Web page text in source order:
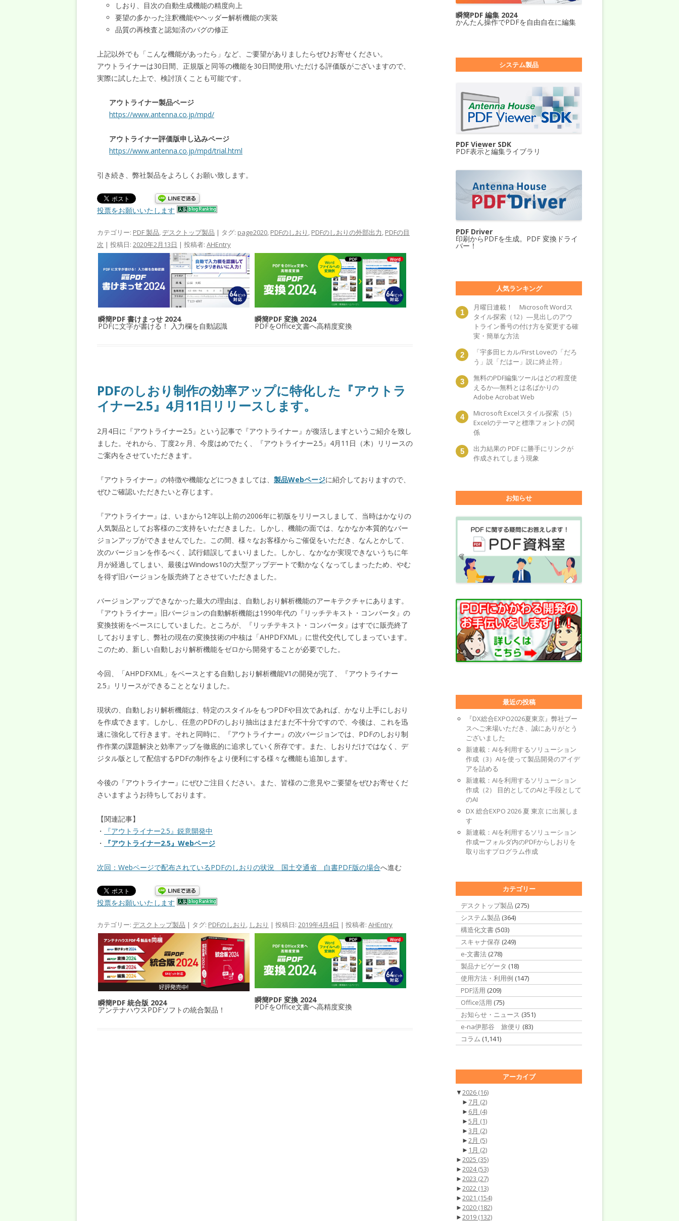
しおり、目次の自動生成機能の精度向上
要望の多かった注釈機能やヘッダー解析機能の実装
品質の再検査と認知済のバグの修正
上記以外でも「こんな機能があったら」など、ご要望がありましたらぜひお寄せください。
アウトライナーは30日間、正規版と同等の機能を30日間使用いただける評価版がございますので、
実際に試した上で、検討頂くことも可能です。
アウトライナー製品ページ
https://www.antenna.co.jp/mpd/
アウトライナー評価版申し込みページ
https://www.antenna.co.jp/mpd/trial.html
引き続き、弊社製品をよろしくお願い致します。
投票をお願いいたします
カテゴリー: PDF 製品, デスクトップ製品 | タグ: page2020, PDFのしおり , PDFのしおりの外部出力, PDFの目
次 | 投稿日: 2020年2月13日 | 投稿者: AHEntry
瞬簡PDF 書けまっせ 2024
PDFに文字が書ける！ 入力欄を自動認識
瞬簡PDF 変換 2024
PDFをOffice文書へ高精度変換
PDFのしおり制作の効率アップに特化した『アウトラ
イナー2.5』4月11日リリースします。
2月4日に『アウトライナー2.5』という記事で『アウトライナー』が復活しますというご紹介を致し
ました。それから、丁度2ヶ月、今度はめでたく、『アウトライナー2.5』4月11日（木）リリースの
ご案内をさせていただきます。
『アウトライナー』の特徴や機能などにつきましては、 製品Webページに紹介しておりますので、
ぜひご確認いただきたいと存じます。
『アウトライナー』は、いまから12年以上前の2006年に初版をリリースしまして、当時はかなりの
人気製品としてお客様のご支持をいただきました。しかし、機能の面では、なかなか本質的なバー
ジョンアップができませんでした。この間、様々なお客様からご催促をいただき、なんとかして、
次のバージョンを作るべく、試行錯誤してまいりました。しかし、なかなか実現できないうちに年
月が経過してしまい、最後はWindows10の大型アップデートで動かなくなってしまったため、やむ
を得ず旧バージョンを販売終了とさせていただきました。
バージョンアップできなかった最大の理由は、自動しおり解析機能のアーキテクチャにあります。
『アウトライナー』旧バージョンの自動解析機能は1990年代の『リッチテキスト・コンバータ』の
変換技術をベースにしていました。ところが、『リッチテキスト・コンバータ』はすでに販売終了
しておりますし、弊社の現在の変換技術の中核は「AHPDFXML」に世代交代してしまっています。
このため、新しい自動しおり解析機能をゼロから開発することが必要でした。
今回、「AHPDFXML」をベースとする自動しおり解析機能V1の開発が完了、『アウトライナー
2.5』リリースができることとなりました。
現状の、自動しおり解析機能は、特定のスタイルをもつPDFや目次であれば、かなり上手にしおり
を作成できます。しかし、任意のPDFのしおり抽出はまだまだ不十分ですので、今後は、これを迅
速に強化して行きます。それと同時に、『アウトライナー』の次バージョンでは、PDFのしおり制
作作業の課題解決と効率アップを徹底的に追求していく所存です。また、しおりだけではなく、デ
ジタル版として配信するPDFの制作をより便利にする様々な機能も追加します。
今後の『アウトライナー』にぜひご注目ください。また、皆様のご意見やご要望をぜひお寄せくだ
さいますようお待ちしております。
【関連記事】
・
『アウトライナー2.5』鋭意開発中
・
『アウトライナー2.5』Webページ
次回：Webページで配布されているPDFのしおりの状況 国土交通省 白書PDF版の場合へ進む
投票をお願いいたします
カテゴリー: デスクトップ製品 | タグ: PDFのしおり , しおり | 投稿日: 2019年4月4日 | 投稿者: AHEntry
瞬簡PDF 統合版 2024
アンテナハウスPDFソフトの統合製品！
瞬簡PDF 変換 2024
PDFをOffice文書へ高精度変換
瞬簡PDF 編集 2024
かんたん操作でPDFを自由自在に編集
システム製品
PDF Viewer SDK
PDF表示と編集ライブラリ
PDF Driver
印刷からPDFを生成。PDF 変換ドライ
バー！
人気ランキング
月曜日連載！ Microsoft Wordス
タイル探索（12）―見出しのアウ
トライン番号の付け方を変更する確
実・簡単な方法
「宇多田ヒカル/First Loveの「だろ
う」説「だはー」説に終止符」
無料のPDF編集ツールはどの程度使
えるか―無料とは名ばかりの
Adobe Acrobat Web
Microsoft Excelスタイル探索（5）
Excelのテーマと標準フォントの関
係
出力結果の PDF に勝手にリンクが
作成されてしまう現象
お知らせ
最近の投稿
『DX総合EXPO2026夏東京』弊社ブー
スへご来場いただき、誠にありがとう
ございました
新連載：AIを利用するソリューション
作成（3）AIを使って製品開発のアイデ
アを詰める
新連載：AIを利用するソリューション
作成（2） 目的としてのAIと手段として
のAI
DX 総合EXPO 2026 夏 東京 に出展しま
す
新連載：AIを利用するソリューション
作成ーフォルダ内のPDFからしおりを
取り出すプログラム作成
カテゴリー
デスクトップ製品 (275)
システム製品 (364)
構造化文書 (503)
スキャナ保存 (249)
e-文書法 (278)
製品ナビゲータ (18)
使用方法・利用例 (147)
PDF活用 (209)
Office活用 (75)
お知らせ・ニュース (351)
e-na伊那谷 旅便り (83)
コラム (1,141)
アーカイブ
▼2026 (16)
► 7月 (2)
► 6月 (4)
►5月 (1)
►3月 (2)
►2月 (5)
► 1月 (2)
►2025 (35)
►2024(53)
►2023 (27)
►2022 (13)
►2021 (154)
►2020 (182)
►2019 (132)